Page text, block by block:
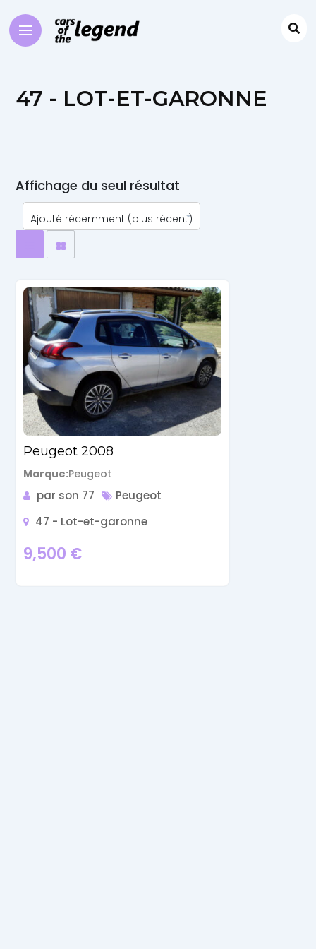
47 - LOT-ET-GARONNE
Affichage du seul résultat
Peugeot 2008
Marque Peugeot
par son 77
Peugeot
47 - Lot-et-garonne
9,500 €